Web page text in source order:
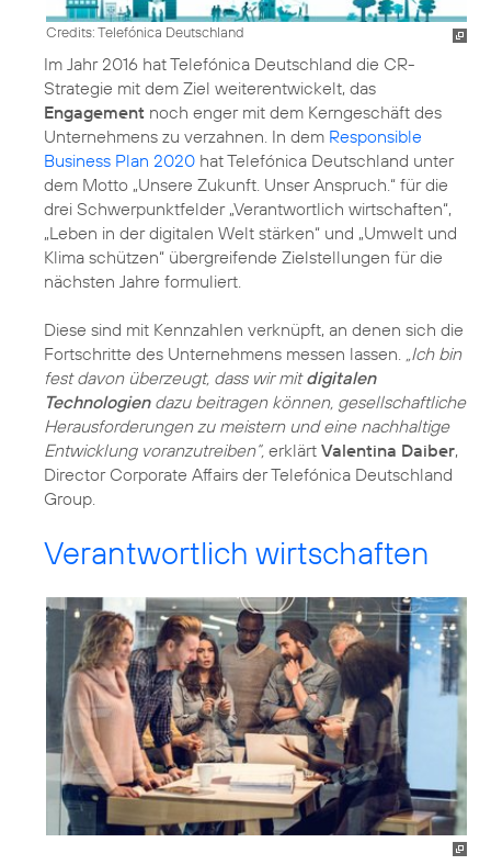
Credits: Telefónica Deutschland
Im Jahr 2016 hat Telefónica Deutschland die CR-
Strategie mit dem Ziel weiterentwickelt, das
Engagement noch enger mit dem Kerngeschäft des
Unternehmens zu verzahnen. In dem Responsible
Business Plan 2020 hat Telefónica Deutschland unter
dem Motto „Unsere Zukunft. Unser Anspruch.“ für die
drei Schwerpunktfelder „Verantwortlich wirtschaften“,
„Leben in der digitalen Welt stärken“ und „Umwelt und
Klima schützen“ übergreifende Zielstellungen für die
nächsten Jahre formuliert.
Diese sind mit Kennzahlen verknüpft, an denen sich die
Fortschritte des Unternehmens messen lassen. „Ich bin
fest davon überzeugt, dass wir mitdigitalen
Technologiendazu beitragen können, gesellschaftliche
Herausforderungen zu meistern und eine nachhaltige
Entwicklung voranzutreiben“, erklärt Valentina Daiber,
Director Corporate Affairs der Telefónica Deutschland
Group.
Verantwortlich wirtschaften